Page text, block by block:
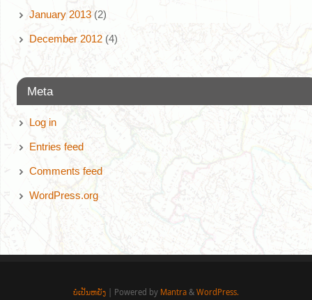
January 2013(2)
December 2012(4)
Meta
Log in
Entries feed
Comments feed
WordPress.org
ບໍ່ເປັນຫຍັງ | Powered by Mantra & WordPress.